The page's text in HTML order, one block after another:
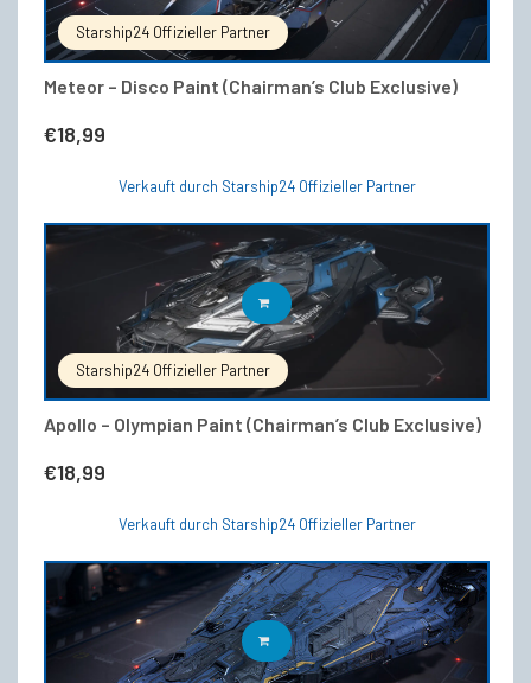
Starship24 Offizieller Partner
Meteor – Disco Paint (Chairman’s Club Exclusive)
€18,99
Verkauft durch Starship24 Offizieller Partner
Starship24 Offizieller Partner
Apollo – Olympian Paint (Chairman’s Club Exclusive)
€18,99
IN DEN WARENKORB
Verkauft durch Starship24 Offizieller Partner
IN DEN WARENKORB